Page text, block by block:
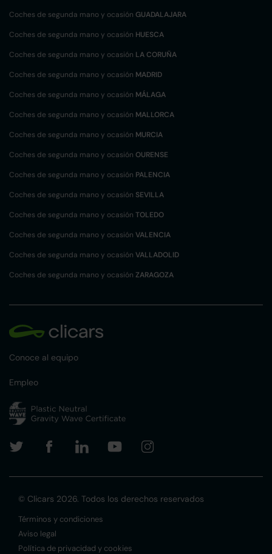
Coches de segunda mano y ocasión GUADALAJARA
Coches de segunda mano y ocasión HUESCA
Coches de segunda mano y ocasión LA CORUÑA
Coches de segunda mano y ocasión MADRID
Coches de segunda mano y ocasión MÁLAGA
Coches de segunda mano y ocasión MALLORCA
Coches de segunda mano y ocasión MURCIA
Coches de segunda mano y ocasión OURENSE
Coches de segunda mano y ocasión PALENCIA
Coches de segunda mano y ocasión SEVILLA
Coches de segunda mano y ocasión TOLEDO
Coches de segunda mano y ocasión VALENCIA
Coches de segunda mano y ocasión VALLADOLID
Coches de segunda mano y ocasión ZARAGOZA
Conoce al equipo
Empleo
© Clicars 2026. Todos los derechos reservados
Términos y condiciones
Aviso legal
Política de privacidad y cookies